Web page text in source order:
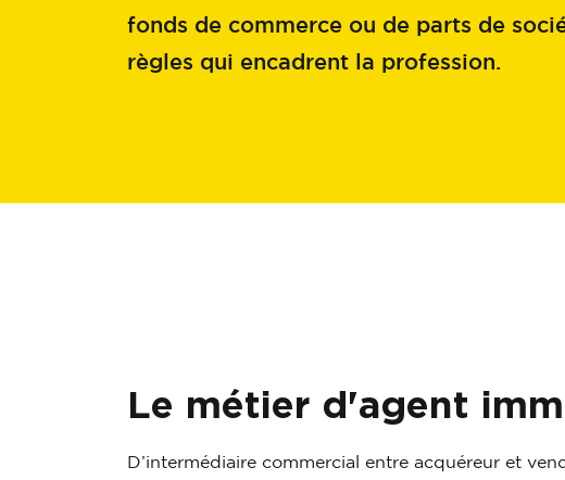
fonds de commerce ou de parts de
règles qui encadrent la profession.
Le métier d'agent
D’intermédiaire commercial entre acquéreur et